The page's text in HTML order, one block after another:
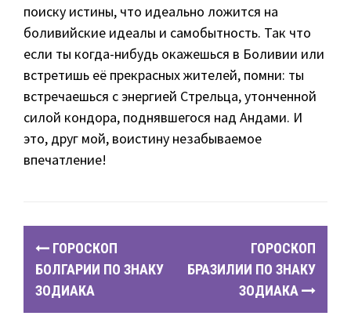
поиску истины, что идеально ложится на
боливийские идеалы и самобытность. Так что
если ты когда-нибудь окажешься в Боливии или
встретишь её прекрасных жителей, помни: ты
встречаешься с энергией Стрельца, утонченной
силой кондора, поднявшегося над Андами. И
это, друг мой, воистину незабываемое
впечатление!
P
ГОРОСКОП
БОЛГАРИИ ПО ЗНАКУ
ЗОДИАКА
ГОРОСКОП
БРАЗИЛИИ ПО ЗНАКУ
ЗОДИАКА